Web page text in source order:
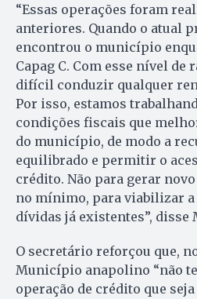
“Essas operações foram
anteriores. Quando o atual
encontrou o município
Capag C. Com esse nível
difícil conduzir qualquer
Por isso, estamos
condições fiscais que
do município, de modo a
equilibrado e permitir o
crédito. Não para gerar
no mínimo, para viabilizar a
dívidas já existentes”, disse
O secretário reforçou que,
Município anapolino “não
operação de crédito que